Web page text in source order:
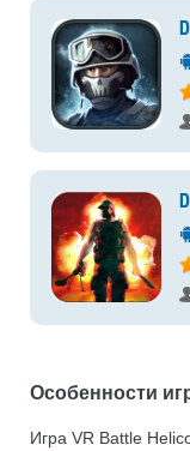
Особенности
Игра VR Battle